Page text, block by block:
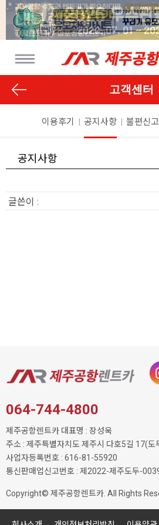
고객센터
이용후기 공지사항 불편신고
공지사항
글쓴이 :
064-744-4800
제주공항렌트카 대표명 : 장성욱
주소 : 제주특별자치도 제주시 다호5길 17(
사업자등록번호 : 616-81-55920
통신판매업신고번호 : 제2022-제주도두-
Copyright© 제주공항렌트카. All Rights